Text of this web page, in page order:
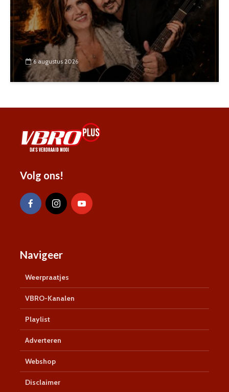
6 augustus 2026
Volg ons!
Navigeer
Weerpraatjes
VBRO-Kanalen
Playlist
Adverteren
Webshop
Disclaimer